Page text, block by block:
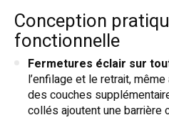
Conception
fonctionnelle
Fermetures éclair sur
l’enfilage et le retrait,
des couches
collés ajoutent une barrière